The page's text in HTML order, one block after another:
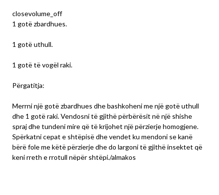
closevolume_off
1 gotë zbardhues.
1 gotë uthull.
1 gotë të vogël raki.
Përgatitja:
Merrni një gotë zbardhues dhe bashkoheni me një gotë uthull
dhe 1 gotë raki. Vendosni të gjithë përbërësit në një shishe
spraj dhe tundeni mire që të krijohet një përzierje homogjene.
Spërkatni cepat e shtëpisë dhe vendet ku mendoni se kanë
bërë fole me këtë përzierje dhe do largoni të gjithë insektet që
keni rreth e rrotull nëpër shtëpi./almakos